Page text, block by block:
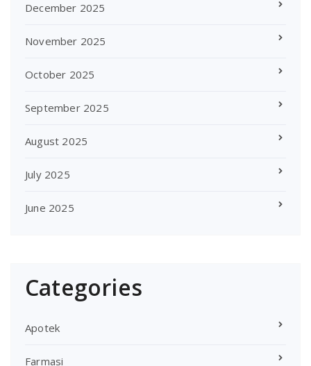
December 2025
November 2025
October 2025
September 2025
August 2025
July 2025
June 2025
Categories
Apotek
Farmasi